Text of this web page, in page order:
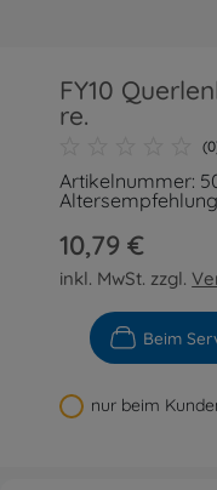
FY10
re.
Artikelnummer:
10,79 €
inkl. MwSt. zzgl.
Beim
nur beim